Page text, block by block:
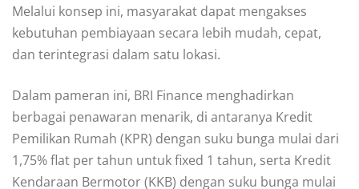
Melalui konsep ini, masyarakat dapat mengakses
kebutuhan pembiayaan secara lebih mudah, cepat,
dan terintegrasi dalam satu lokasi.
Dalam pameran ini, BRI Finance menghadirkan
berbagai penawaran menarik, di antaranya Kredit
Pemilikan Rumah (KPR) dengan suku bunga mulai dari
1,75% flat per tahun untuk fixed 1 tahun, serta Kredit
Kendaraan Bermotor (KKB) dengan suku bunga mulai